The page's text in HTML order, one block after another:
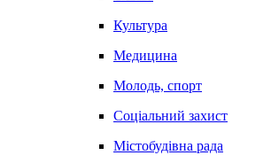
Культура
Медицина
Молодь, спорт
Соціальний захист
Містобудівна рада